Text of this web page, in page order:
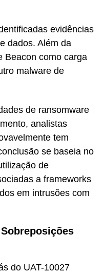
evidências
dados. Além da
Beacon como carga
malware de
de ransomware
analistas
tem
se baseia no
de
a frameworks
em intrusões com
do UAT-10027